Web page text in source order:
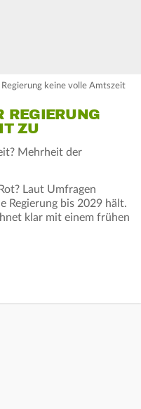
keine volle Amtszeit
REGIERUNG
ZU
Mehrheit der
Laut Umfragen
Regierung bis 2029 hält.
klar mit einem frühen